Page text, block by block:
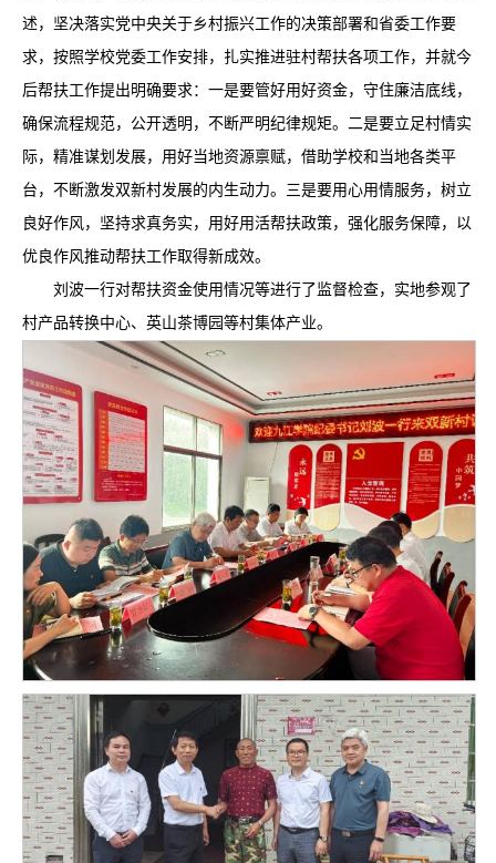
述，坚决落实党中央关于乡村振兴工作的决策部署和省委工作要
求，按照学校党委工作安排，扎实推进驻村帮扶各项工作，并就今
后帮扶工作提出明确要求：一是要管好用好资金，守住廉洁底线，
确保流程规范，公开透明，不断严明纪律规矩。二是要立足村情实
际，精准谋划发展，用好当地资源禀赋，借助学校和当地各类平
台，不断激发双新村发展的内生动力。三是要用心用情服务，树立
良好作风，坚持求真务实，用好用活帮扶政策，强化服务保障，以
优良作风推动帮扶工作取得新成效。
刘波一行对帮扶资金使用情况等进行了监督检查，实地参观了
村产品转换中心、英山茶博园等村集体产业。